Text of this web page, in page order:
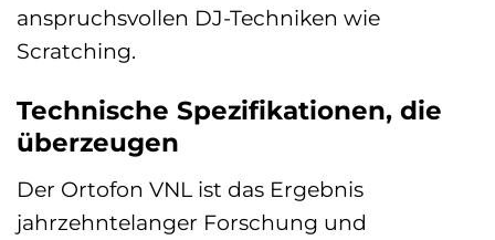
anspruchsvollen DJ-Techniken wie
Scratching.
Technische Spezifikationen, die
überzeugen
Der Ortofon VNL ist das Ergebnis
jahrzehntelanger Forschung und